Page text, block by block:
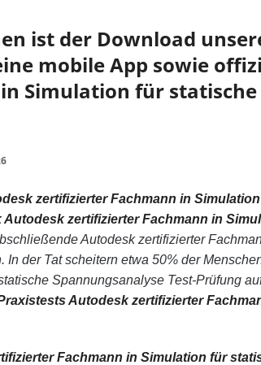
ist der Download
mobile App sowie
Simulation für statische
zertifizierter Fachmann in
Autodesk zertifizierter Fachmann in
Autodesk zertifizierter
der Tat scheitern etwa 50% der
Spannungsanalyse Test-Prüfung
Autodesk zertifizierter
Fachmann in Simulation für